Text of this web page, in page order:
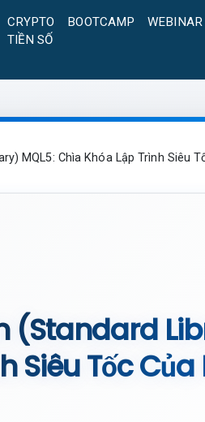
CRYPTO
TIỀN SỐ
BOOTCAMP WEBINAR
MQL5: Chìa Khóa Lập Trình Siêu
(Standard
Siêu Tốc